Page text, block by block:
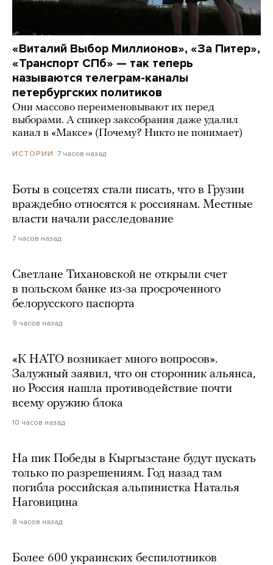
«Виталий Выбор Миллионов», «За Питер»,
«Транспорт СПб» — так теперь
называются телеграм-каналы
петербургских политиков
Они массово переименовывают их перед
выборами. А спикер заксобрания даже удалил
канал в «Максе» (Почему? Никто не понимает)
ИСТОРИИ 7 часов назад
Боты в соцсетях стали писать, что в Грузии
враждебно относятся к россиянам. Местные
власти начали расследование
7 часов назад
Светлане Тихановской не открыли счет
в польском банке из-за просроченного
белорусского паспорта
9 часов назад
«К НАТО возникает много вопросов».
Залужный заявил, что он сторонник альянса,
но Россия нашла противодействие почти
всему оружию блока
10 часов назад
На пик Победы в Кыргызстане будут пускать
только по разрешениям. Год назад там
погибла российская альпинистка Наталья
Наговицина
8 часов назад
Более 600 украинских беспилотников